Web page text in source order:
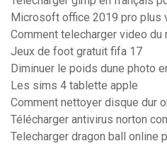
Microsoft office 2019 pro plus
Comment telecharger video du
Jeux de foot gratuit fifa 17
Diminuer le poids dune photo
Les sims 4 tablette apple
Comment nettoyer disque dur
Télécharger antivirus norton
Telecharger dragon ball online